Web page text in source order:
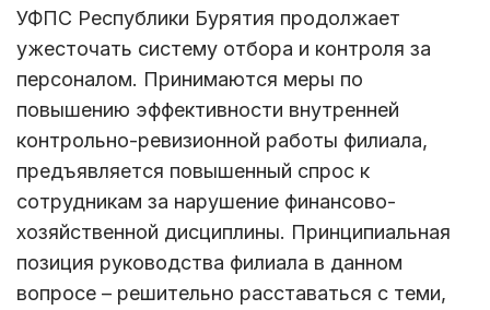
УФПС Республики Бурятия продолжает
ужесточать систему отбора и контроля за
персоналом. Принимаются меры по
повышению эффективности внутренней
контрольно-ревизионной работы филиала,
предъявляется повышенный спрос к
сотрудникам за нарушение финансово-
хозяйственной дисциплины. Принципиальная
позиция руководства филиала в данном
вопросе – решительно расставаться с теми,